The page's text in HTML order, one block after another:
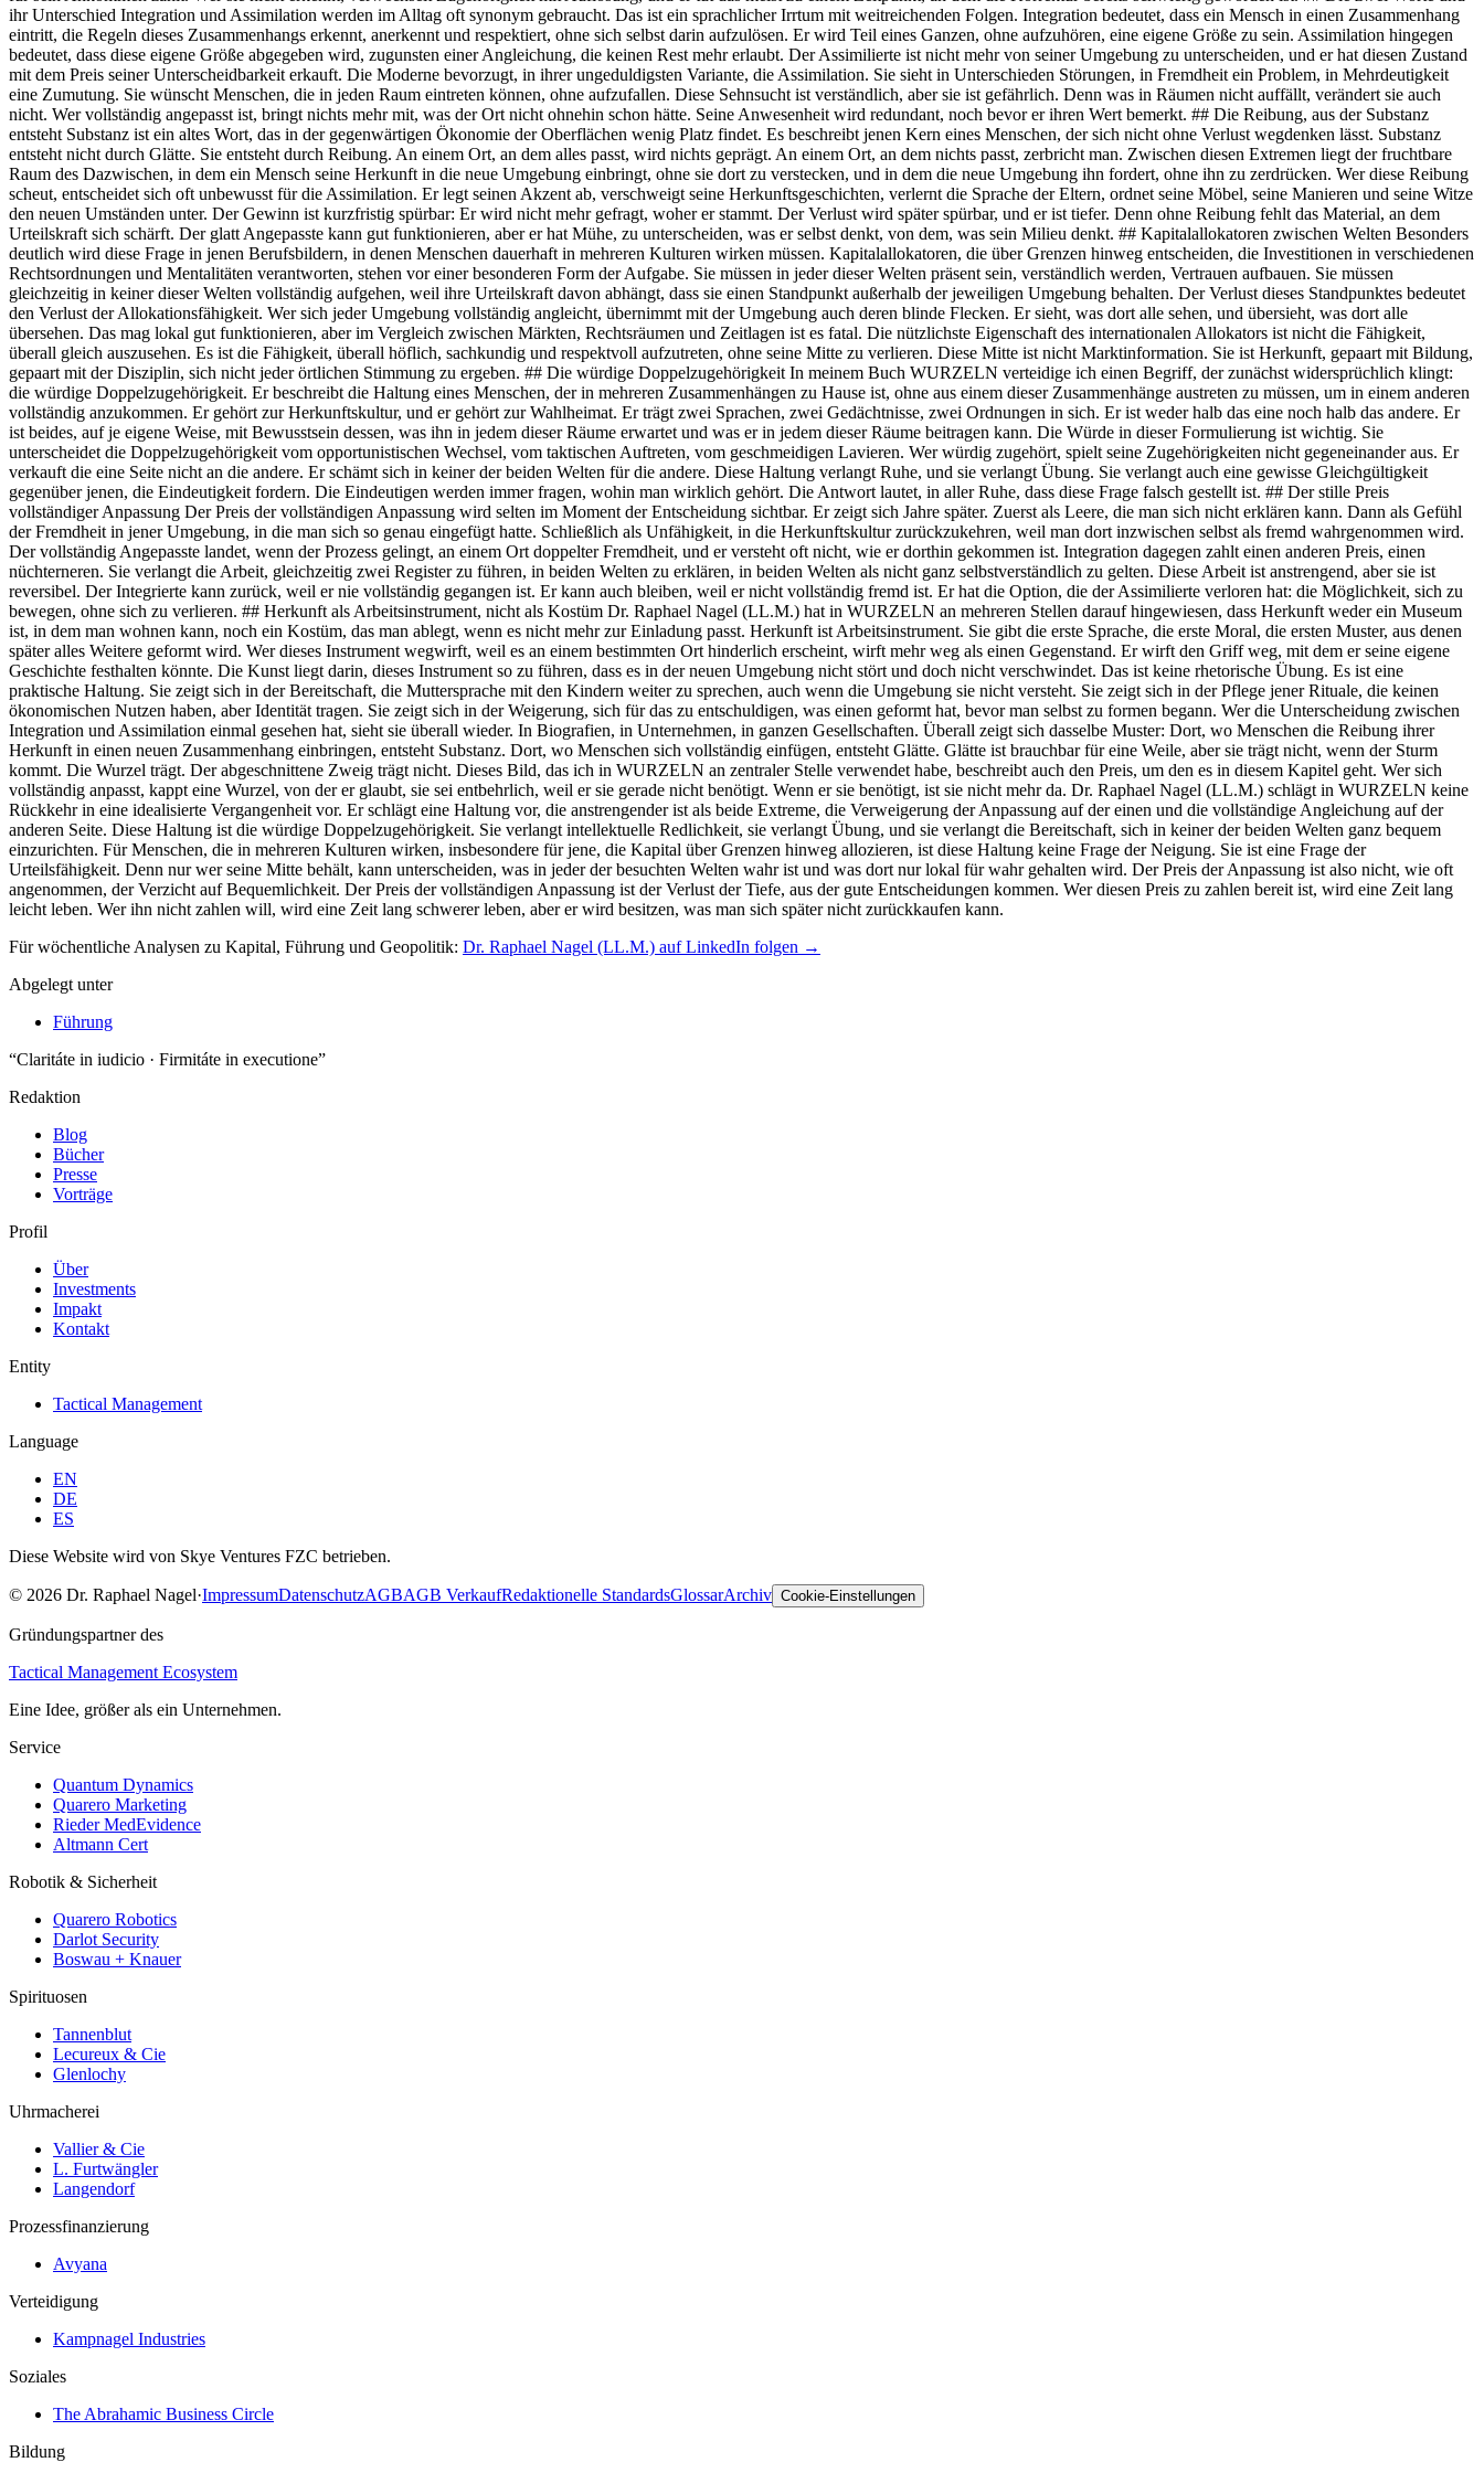
Für wöchentliche Analysen zu Kapital, Führung und Geopolitik: Dr. Raphael Nagel (LL.M.) auf LinkedIn folgen →
Abgelegt unter
Führung
“Claritáte in iudicio · Firmitáte in executione”
Redaktion
Blog
Bücher
Presse
Vorträge
Profil
Über
Investments
Impakt
Kontakt
Entity
Tactical Management
Language
EN
DE
ES
Diese Website wird von Skye Ventures FZC betrieben.
© 2026 Dr. Raphael Nagel·ImpressumDatenschutzAGBAGB VerkaufRedaktionelle StandardsGlossarArchiv Cookie-Einstellungen
Gründungspartner des
Tactical Management Ecosystem
Eine Idee, größer als ein Unternehmen.
Service
Quantum Dynamics
Quarero Marketing
Rieder MedEvidence
Altmann Cert
Robotik & Sicherheit
Quarero Robotics
Darlot Security
Boswau + Knauer
Spirituosen
Tannenblut
Lecureux & Cie
Glenlochy
Uhrmacherei
Vallier & Cie
L. Furtwängler
Langendorf
Prozessfinanzierung
Avyana
Verteidigung
Kampnagel Industries
Soziales
The Abrahamic Business Circle
Bildung